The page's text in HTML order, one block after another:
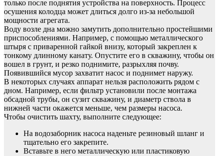
только после поднятия устройства на поверхность. Процесс
осушения колодца может длиться долго из-за небольшой
мощности агрегата.
Воду возле дна можно замутить дополнительно простейшими
приспособлениями. Например, с помощью металлического
штыря с приваренной гайкой внизу, который закреплен к
тонкому длинному канату. Опустите его в скважину, чтобы он
вошел в грунт, и резко поднимите, разрыхляя почву.
Появившийся мусор захватит насос и поднимет наружу.
В некоторых случаях аппарат нельзя расположить рядом с
дном. Например, если фильтр установили после монтажа
обсадной трубы, он сузит скважину, и диаметр ствола в
нижней части окажется меньше, чем размеры насоса.
Чтобы очистить шахту, выполните следующее:
На водозаборник насоса наденьте резиновый шланг и
тщательно его закрепите.
Вставьте в него металлическую или пластиковую